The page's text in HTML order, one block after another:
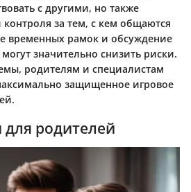
с другими, но также
контроля за тем, с кем общаются
временных рамок и обсуждение
значительно снизить риски.
родителям и специалистам
защищенное игровое
родителей